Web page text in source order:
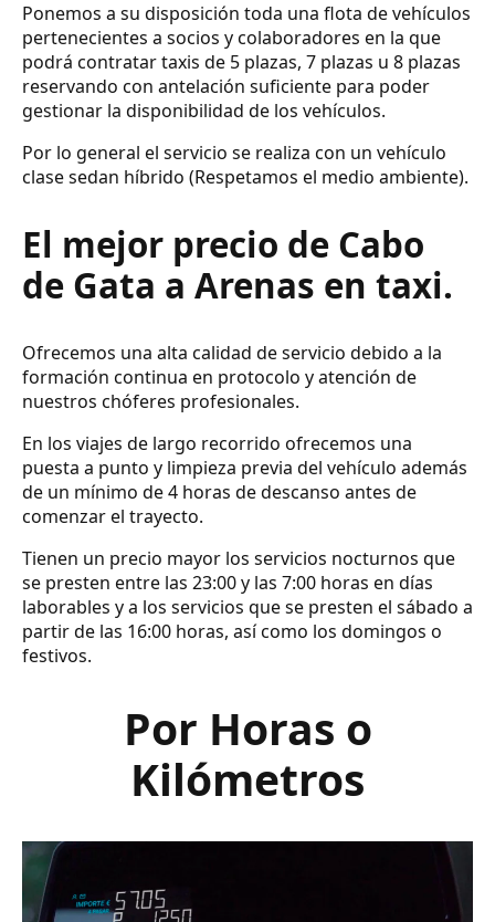
Ponemos a su disposición toda una flota de vehículos
pertenecientes a socios y colaboradores en la que
podrá contratar taxis de 5 plazas, 7 plazas u 8 plazas
reservando con antelación suficiente para poder
gestionar la disponibilidad de los vehículos.
Por lo general el servicio se realiza con un vehículo
clase sedan híbrido (Respetamos el medio ambiente).
El mejor precio de Cabo
de Gata a Arenas en taxi.
Ofrecemos una alta calidad de servicio debido a la
formación continua en protocolo y atención de
nuestros chóferes profesionales.
En los viajes de largo recorrido ofrecemos una
puesta a punto y limpieza previa del vehículo además
de un mínimo de 4 horas de descanso antes de
comenzar el trayecto.
Tienen un precio mayor los servicios nocturnos que
se presten entre las 23:00 y las 7:00 horas en días
laborables y a los servicios que se presten el sábado a
partir de las 16:00 horas, así como los domingos o
festivos.
Por Horas o
Kilómetros